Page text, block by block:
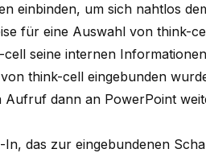
einbinden, um sich nahtlos
für eine Auswahl von think-
seine internen
think-cell eingebunden
dann an PowerPoint
das zur eingebundenen